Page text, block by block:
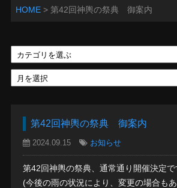
HOME> 第42回神輿の祭典 御案内
第42回神輿の祭典 御案内
2024.09.15 お知らせ
第42回神輿の祭典、通常通り開催決定で
(今後の雨の状況により、変更の場合も